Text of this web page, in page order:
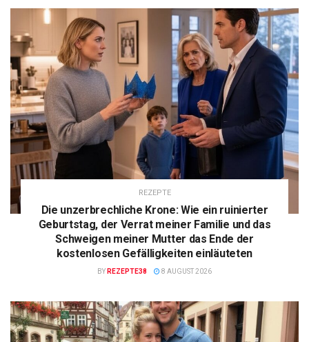
REZEPTE
Die unzerbrechliche Krone: Wie ein ruinierter
Geburtstag, der Verrat meiner Familie und das
Schweigen meiner Mutter das Ende der
kostenlosen Gefälligkeiten einläuteten
BY REZEPTE38 8 AUGUST 2026